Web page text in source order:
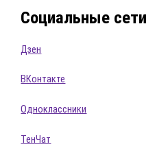
Социальные сети
Дзен
ВКонтакте
Одноклассники
ТенЧат